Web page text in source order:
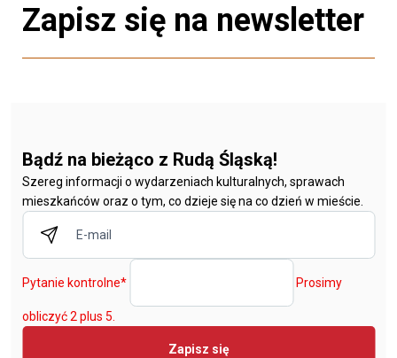
Zapisz się na newsletter
Bądź na bieżąco z Rudą Śląską!
Szereg informacji o wydarzeniach kulturalnych, sprawach
mieszkańców oraz o tym, co dzieje się na co dzień w mieście.
Pytanie kontrolne* Prosimy
obliczyć 2 plus 5.
Zapisz się